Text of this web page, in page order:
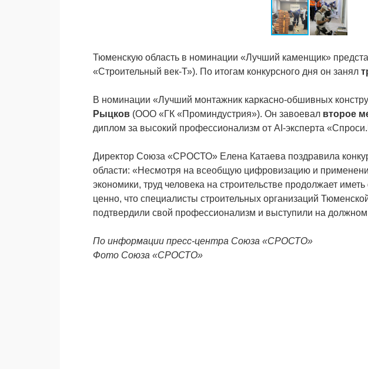
Тюменскую область в номинации «Лучший каменщик»
«Строительный век-Т»). По итогам конкурсного дня он занял
В номинации «Лучший монтажник каркасно-обшивных
Рыцков (ООО «ГК «Проминдустрия»). Он завоевал второе
диплом за высокий профессионализм от AI-эксперта
Директор Союза «СРОСТО» Елена Катаева поздравила
области: «Несмотря на всеобщую цифровизацию и
экономики, труд человека на строительстве продолжает
ценно, что специалисты строительных организаций
подтвердили свой профессионализм и выступили на
По информации пресс-центра Союза «СРОСТО»
Фото Союза «СРОСТО»